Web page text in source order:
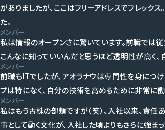
がありましたが、ここはフリーアドレスでフレック
た。
メンバー
私は情報のオープンさに驚いています。前職では
こんなに知っていいんだと思うほど透明性が高く
メンバー
前職もITでしたが、アオラナウは専門性を身につけ
プは特になく、自分の技術を高めるために非常に
メンバー
私はもう古株の部類ですが（笑）、入社以来、責
事として動く文化が、入社した頃よりもさらに強まっ